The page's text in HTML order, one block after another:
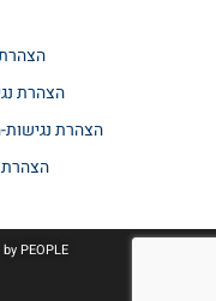
הצהרת
הצהרת
הצהרת
by PEOPLE